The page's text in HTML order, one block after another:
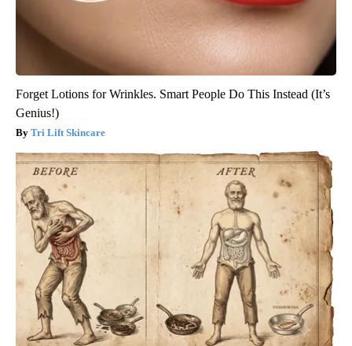
Forget Lotions for Wrinkles. Smart People Do This Instead (It’s
Genius!)
Tri Lift Skincare